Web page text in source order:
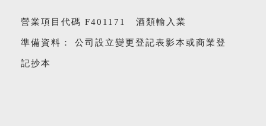
營業項目代碼 F401171 酒類輸入業
準備資料： 公司設立變更登記表影本或商業登
記抄本